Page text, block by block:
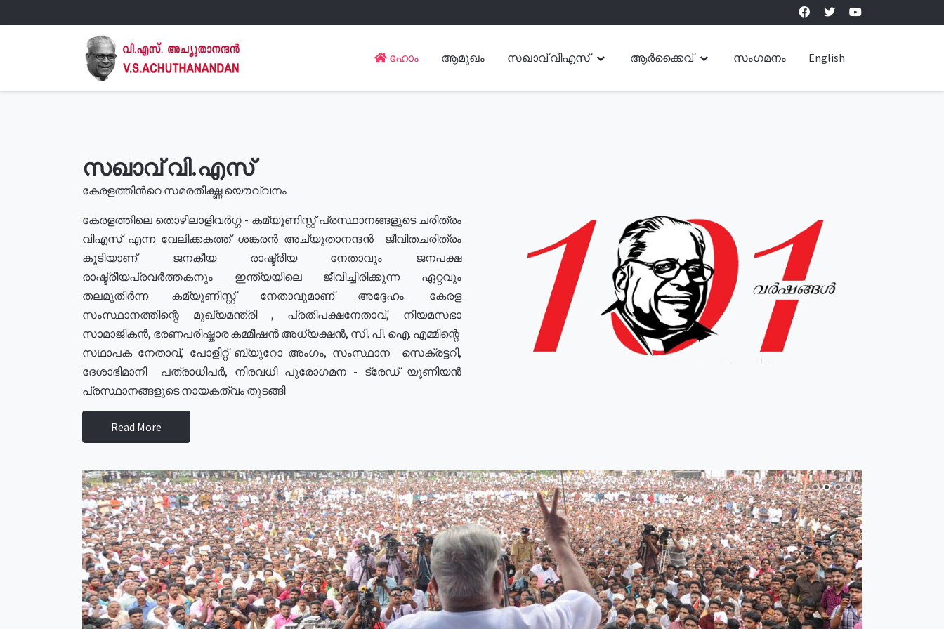
ഹോം ആമുഖം സഖാവ് വിഎസ് ആർക്കൈവ് സംഗമനം English
സഖാവ് വി.എസ്
കേരളത്തിൻറെ സമരതീക്ഷ്ണ യൌവ്വനം
കേരളത്തിലെ തൊഴിലാളിവർഗ്ഗ - കമ്യൂണിസ്റ്റ് പ്രസ്ഥാനങ്ങളുടെ ചരിത്രം
വിഎസ് എന്ന വേലിക്കകത്ത് ശങ്കരൻ അച്യുതാനന്ദൻ ജീവിതചരിത്രം
കൂടിയാണ്. ജനകീയ രാഷ്ട്രീയ നേതാവും ജനപക്ഷ
രാഷ്ട്രീയപ്രവർത്തകനും ഇന്ത്യയിലെ ജീവിച്ചിരിക്കുന്ന ഏറ്റവും
തലമുതിർന്ന കമ്യൂണിസ്റ്റ് നേതാവുമാണ് അദ്ദേഹം. കേരള
സംസ്ഥാനത്തിന്റെ മുഖ്യമന്ത്രി , പ്രതിപക്ഷനേതാവ്, നിയമസഭാ
സാമാജികൻ, ഭരണപരിഷ്കാര കമ്മീഷൻ അധ്യക്ഷൻ, സി. പി. ഐ. എമ്മിന്റെ
സഥാപക നേതാവ്, പോളിറ്റ് ബ്യുറോ അംഗം, സംസ്ഥാന സെക്രട്ടറി,
ദേശാഭിമാനി പത്രാധിപർ, നിരവധി പുരോഗമന - ട്രേഡ് യൂണിയൻ
പ്രസ്ഥാനങ്ങളുടെ നായകത്വം തുടങ്ങി
Read More